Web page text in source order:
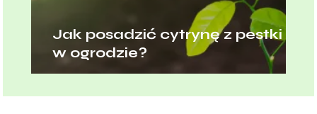
Jak posadzić cytrynę z pestki
w ogrodzie?